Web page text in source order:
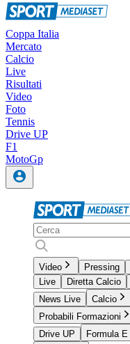
Coppa Italia
Mercato
Calcio
Live
Risultati
Video
Foto
Tennis
Drive UP
F1
MotoGp
Video Pressing
Live
Diretta Calcio
News Live
Calcio
Probabili Formazioni
Drive UP
Formula E